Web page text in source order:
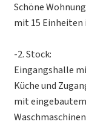
Schöne
mit 15 Einheiten
-2. Stock:
Eingangshalle
Küche und
mit eingebautem